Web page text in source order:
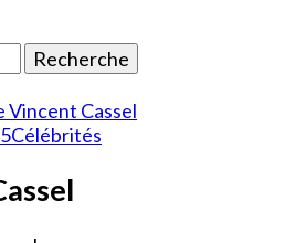
Vincent Cassel
Célébrités